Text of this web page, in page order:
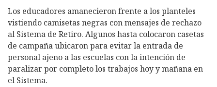
Los educadores amanecieron frente a los planteles
vistiendo camisetas negras con mensajes de rechazo
al Sistema de Retiro. Algunos hasta colocaron casetas
de campaña ubicaron para evitar la entrada de
personal ajeno a las escuelas con la intención de
paralizar por completo los trabajos hoy y mañana en
el Sistema.